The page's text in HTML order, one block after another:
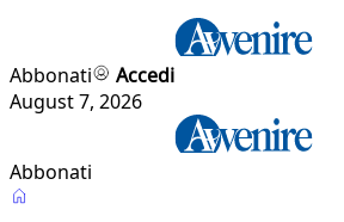
Abbonati
Accedi
August 7, 2026
Abbonati